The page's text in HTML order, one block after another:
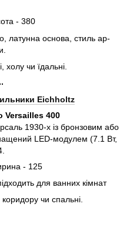
- 380
латунна основа, стиль ар-
холу чи їдальні.
Eichholtz
Versailles 400
1930-х із бронзовим або
LED-модулем (7.1 Вт,
- 125
для ванних кімнат
чи спальні.